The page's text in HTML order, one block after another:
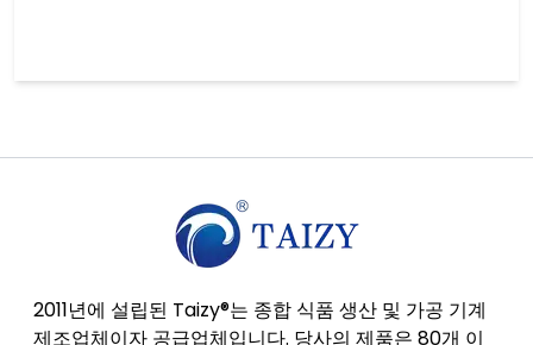
2011년에 설립된 Taizy®는 종합 식품 생산 및 가공 기계
제조업체이자 공급업체입니다. 당사의 제품은 80개 이